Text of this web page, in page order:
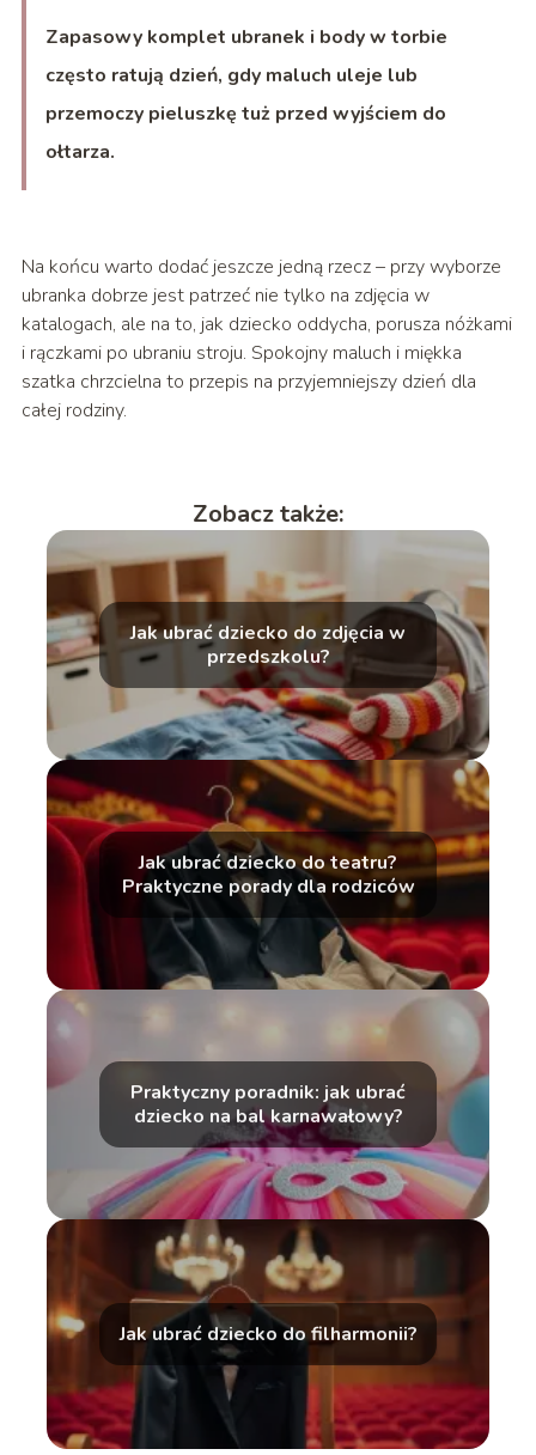
Zapasowy komplet ubranek i body w torbie
często ratują dzień, gdy maluch uleje lub
przemoczy pieluszkę tuż przed wyjściem do
ołtarza.
Na końcu warto dodać jeszcze jedną rzecz – przy wyborze
ubranka dobrze jest patrzeć nie tylko na zdjęcia w
katalogach, ale na to, jak dziecko oddycha, porusza nóżkami
i rączkami po ubraniu stroju. Spokojny maluch i miękka
szatka chrzcielna to przepis na przyjemniejszy dzień dla
całej rodziny.
Zobacz także:
Jak ubrać dziecko do zdjęcia w
przedszkolu?
Jak ubrać dziecko do teatru?
Praktyczne porady dla rodziców
Praktyczny poradnik: jak ubrać
dziecko na bal karnawałowy?
Jak ubrać dziecko do filharmonii?